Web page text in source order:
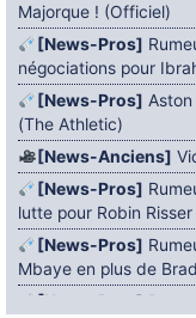
Majorque ! (Officiel)
[News-Pros]
négociations pour
[News-Pros]
(The Athletic)
[News-Anciens]
[News-Pros]
lutte pour Robin Risser
[News-Pros]
Mbaye en plus de
[News-Pros]